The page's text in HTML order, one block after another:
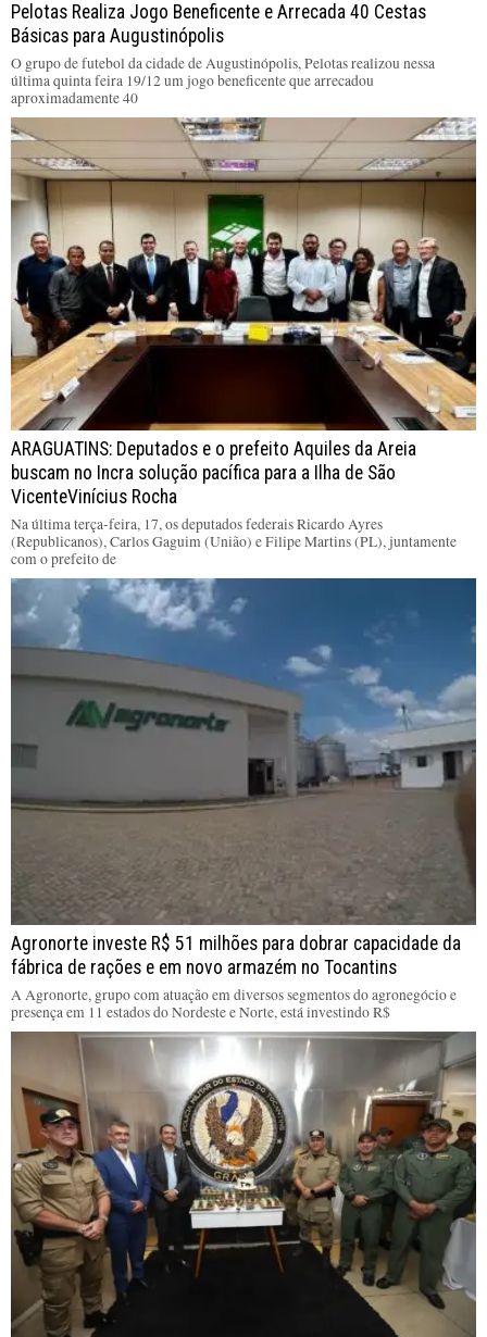
Pelotas Realiza Jogo Beneficente e Arrecada 40 Cestas
Básicas para Augustinópolis
O grupo de futebol da cidade de Augustinópolis, Pelotas realizou nessa
última quinta feira 19/12 um jogo beneficente que arrecadou
aproximadamente 40
ARAGUATINS: Deputados e o prefeito Aquiles da Areia
buscam no Incra solução pacífica para a Ilha de São
VicenteVinícius Rocha
Na última terça-feira, 17, os deputados federais Ricardo Ayres
(Republicanos), Carlos Gaguim (União) e Filipe Martins (PL), juntamente
com o prefeito de
Agronorte investe R$ 51 milhões para dobrar capacidade da
fábrica de rações e em novo armazém no Tocantins
A Agronorte, grupo com atuação em diversos segmentos do agronegócio e
presença em 11 estados do Nordeste e Norte, está investindo R$